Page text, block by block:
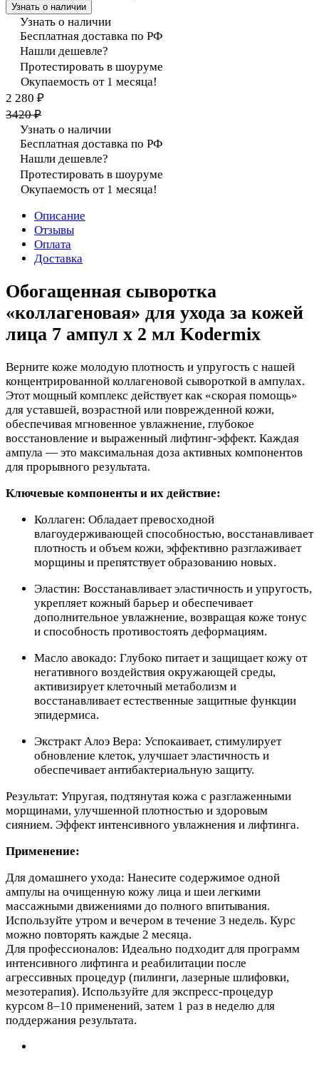
Узнать о наличии
Узнать о наличии
Бесплатная доставка по РФ
Нашли дешевле?
Протестировать в шоуруме
Окупаемость от 1 месяца!
2 280 ₽
3420 ₽
Узнать о наличии
Бесплатная доставка по РФ
Нашли дешевле?
Протестировать в шоуруме
Окупаемость от 1 месяца!
Описание
Отзывы
Оплата
Доставка
Обогащенная сыворотка
«коллагеновая» для ухода за кожей
лица 7 ампул x 2 мл Kodermix
Верните коже молодую плотность и упругость с нашей
концентрированной коллагеновой сывороткой в ампулах.
Этот мощный комплекс действует как «скорая помощь»
для уставшей, возрастной или поврежденной кожи,
обеспечивая мгновенное увлажнение, глубокое
восстановление и выраженный лифтинг-эффект. Каждая
ампула — это максимальная доза активных компонентов
для прорывного результата.
Ключевые компоненты и их действие:
Коллаген: Обладает превосходной
влагоудерживающей способностью, восстанавливает
плотность и объем кожи, эффективно разглаживает
морщины и препятствует образованию новых.
Эластин: Восстанавливает эластичность и упругость,
укрепляет кожный барьер и обеспечивает
дополнительное увлажнение, возвращая коже тонус
и способность противостоять деформациям.
Масло авокадо: Глубоко питает и защищает кожу от
негативного воздействия окружающей среды,
активизирует клеточный метаболизм и
восстанавливает естественные защитные функции
эпидермиса.
Экстракт Алоэ Вера: Успокаивает, стимулирует
обновление клеток, улучшает эластичность и
обеспечивает антибактериальную защиту.
Результат: Упругая, подтянутая кожа с разглаженными
морщинами, улучшенной плотностью и здоровым
сиянием. Эффект интенсивного увлажнения и лифтинга.
Применение:
Для домашнего ухода: Нанесите содержимое одной
ампулы на очищенную кожу лица и шеи легкими
массажными движениями до полного впитывания.
Используйте утром и вечером в течение 3 недель. Курс
можно повторять каждые 2 месяца.
Для профессионалов: Идеально подходит для программ
интенсивного лифтинга и реабилитации после
агрессивных процедур (пилинги, лазерные шлифовки,
мезотерапия). Используйте для экспресс-процедур
курсом 8–10 применений, затем 1 раз в неделю для
поддержания результата.